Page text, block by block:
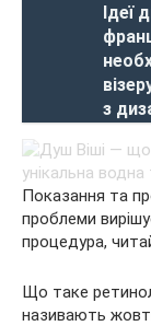
Ідеї
з
Показання та
проблеми
процедура,
Що таке
називають